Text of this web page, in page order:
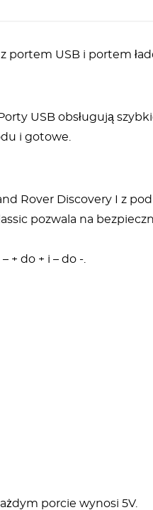
portem USB i portem
USB obsługują
i gotowe.
Rover Discovery I z
pozwala na
+ do + i – do -.
porcie wynosi 5V.